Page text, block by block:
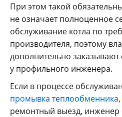
При этом такой
не означает полноценное
обслуживание котла по
производителя, поэтому
дополнительно заказывают
у профильного инженера.
Если в процессе
промывка теплообменника,
ремонтный выезд, инженер